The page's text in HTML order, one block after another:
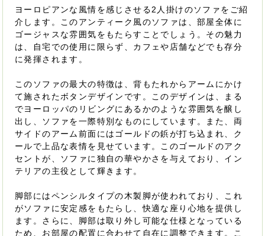
ヨーロピアンな風情を感じさせる2人掛けのソファをご紹
介します。このアンティーク風のソファは、部屋全体に
ゴージャスな雰囲気をもたらすことでしょう。その魅力
は、自宅での使用に限らず、カフェや店舗などでも存分
に発揮されます。
このソファの最大の特徴は、背もたれからアームにかけ
て施されたボタンデザインです。このデザインは、まる
でヨーロッパのリビングにあるかのような雰囲気を醸し
出し、ソファを一際特別なものにしています。また、両
サイドのアーム前面にはゴールドの鋲が打ち込まれ、ク
ールで上品な表情を見せています。このゴールドのアク
セントが、ソファに独自の華やかさを与えており、イン
テリアの主役として輝きます。
脚部にはペンシルタイプの木製脚が使われており、これ
がソファに安定感をもたらし、快適な座り心地を提供し
ます。さらに、脚部は取り外し可能な仕様となっている
ため、お部屋の配置に合わせて自在に調整できます。こ